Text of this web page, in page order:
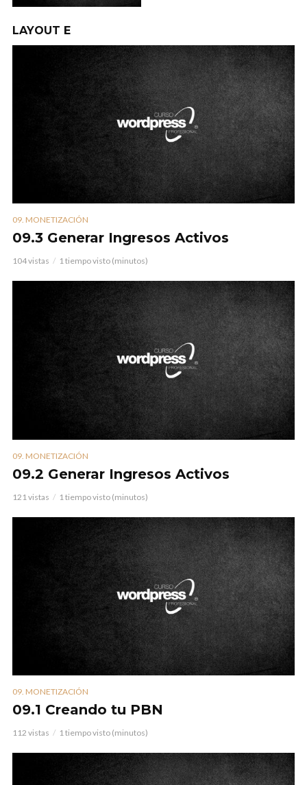
LAYOUT E
09. MONETIZACIÓN
09.3 Generar Ingresos Activos
104 vistas 1 tiempo visto (minutos)
09. MONETIZACIÓN
09.2 Generar Ingresos Activos
121 vistas 1 tiempo visto (minutos)
09. MONETIZACIÓN
09.1 Creando tu PBN
112 vistas 1 tiempo visto (minutos)